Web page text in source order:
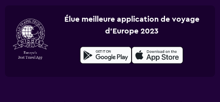
Élue meilleure application de voyage
d'Europe 2023